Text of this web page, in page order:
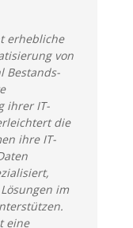
erhebliche
von
Bestands-
ihrer IT-
die
ihre IT-
im
eine